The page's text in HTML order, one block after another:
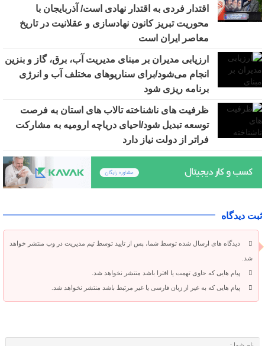
اقتدار فردی به اقتدار نهادی است/ آذربایجان با
محوریت تبریز کانون نهادسازی و عقلانیت در تاریخ
معاصر ایران است
ارزیابی مدیران بر مبنای مدیریت آب، برق، گاز و بنزین
انجام می‌شود/برای سناریوهای مختلف آب و انرژی
برنامه ‌ریزی شود
ظرفیت‌ های ناشناخته تالاب‌ های استان به فرصت
توسعه تبدیل شود/احیای دریاچه ارومیه به مشارکت
فراتر از دولت نیاز دارد
ثبت دیدگاه
دیدگاه های ارسال شده توسط شما، پس از تایید توسط تیم مدیریت در وب منتشر خواهد
شد.
پیام هایی که حاوی تهمت یا افترا باشد منتشر نخواهد شد.
پیام هایی که به غیر از زبان فارسی یا غیر مرتبط باشد منتشر نخواهد شد.